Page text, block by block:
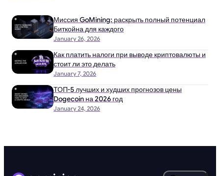
January 26, 2026
Миссия GoMining: раскрыть полный потенциал
Биткойна для каждого
January 7, 2026
Как платить налоги при выводе криптовалюты и
стоит ли это делать
January 24, 2026
ТОП-5 лучших и худших прогнозов цены
Dogecoin на 2026 год